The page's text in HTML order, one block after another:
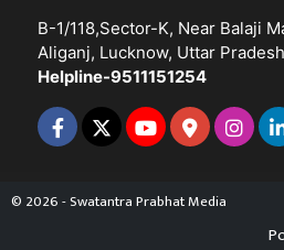
B-1/118,Sector-K, Near Balaji
Aliganj, Lucknow, Uttar
Helpline-9511151254
© 2026 - Swatantra Prabhat Media